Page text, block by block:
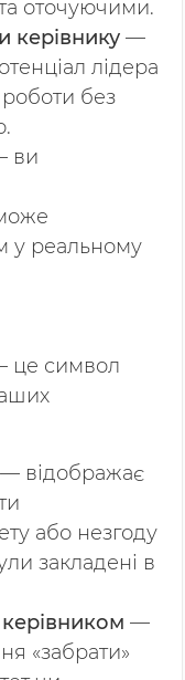
оточуючими.
керівнику —
лідера
роботи без
ви
у реальному
це символ
— відображає
або незгоду
закладені в
керівником —
«забрати»